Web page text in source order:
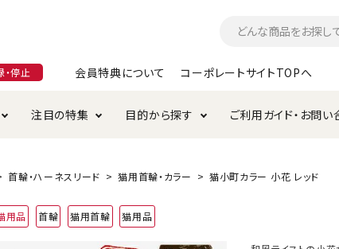
・停止 会員特典について コーポレートサイトTOPへ
お手入れ・ケア用品
ウス・マット
・ケア用品 トイレタリー・消臭剤
ケージ・タワー
まま 極上
注目の特集
集 けりぐるみ特集
目的から探す
レインフリー
ご利用ガイド・お問
について ご注文方法について
ショップ利用規約
首輪・ハーネスリード 猫用首輪・カラー 猫小町カラー 小花 レッド
用品 首輪 猫用首輪 猫用品